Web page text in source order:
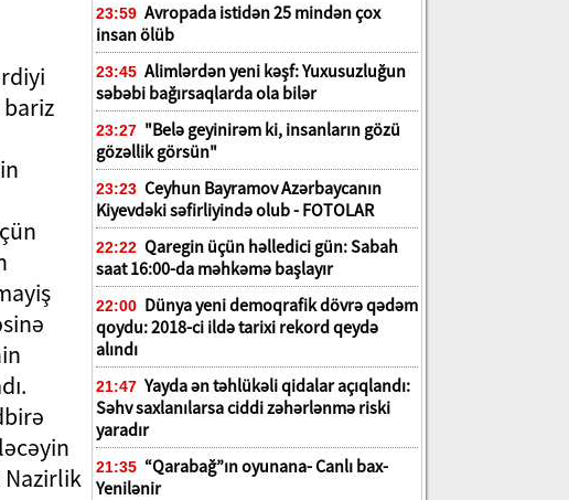
bariz
Nazirlik
23:59 Avropada istidən 25 mindən çox
insan ölüb
23:45 Alimlərdən yeni kəşf: Yuxusuzluğun
səbəbi bağırsaqlarda ola bilər
23:27 "Belə geyinirəm ki, insanların gözü
gözəllik görsün"
23:23 Ceyhun Bayramov Azərbaycanın
Kiyevdəki səfirliyində olub - FOTOLAR
22:22 Qaregin üçün həlledici gün: Sabah
saat 16:00-da məhkəmə başlayır
22:00 Dünya yeni demoqrafik dövrə qədəm
qoydu: 2018-ci ildə tarixi rekord qeydə
alındı
21:47 Yayda ən təhlükəli qidalar açıqlandı:
Səhv saxlanılarsa ciddi zəhərlənmə riski
yaradır
21:35 “Qarabağ”ın oyunana- Canlı bax-
Yenilənir